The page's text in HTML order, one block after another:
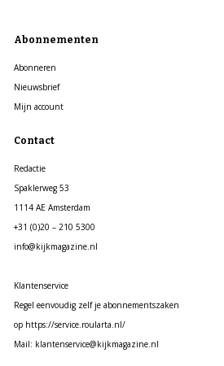
Abonnementen
Abonneren
Nieuwsbrief
Mijn account
Contact
Redactie
Spaklerweg 53
1114 AE Amsterdam
+31 (0)20 – 210 5300
info@kijkmagazine.nl
Klantenservice
Regel eenvoudig zelf je abonnementszaken
op https://service.roularta.nl/
Mail: klantenservice@kijkmagazine.nl